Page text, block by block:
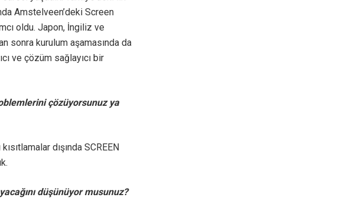
Amstelveen’deki Screen
oldu. Japon, İngiliz ve
sonra kurulum aşamasında da
ve çözüm sağlayıcı bir
çözüyorsunuz ya
dışında SCREEN
düşünüyor musunuz?